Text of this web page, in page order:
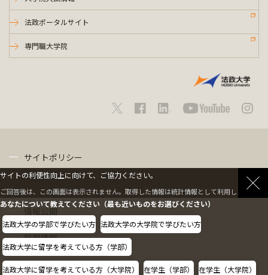
法政ポータルサイト
専門職大学院
サイトポリシー
情報公開
採用情報
教職員の方へ
サイトの利便性向上に向けて、ご協力ください。
ご回答後は、この画面は表示されません。取得した情報は統計情報として利用します。
あなたについて教えてください（最も近いものをお選びください）
法政大学の学部で学びたい方 法政大学の大学院で学びたい方
法政大学に留学を考えている方（学部）
法政大学に留学を考えている方（大学院） 在学生（学部） 在学生（大学院）